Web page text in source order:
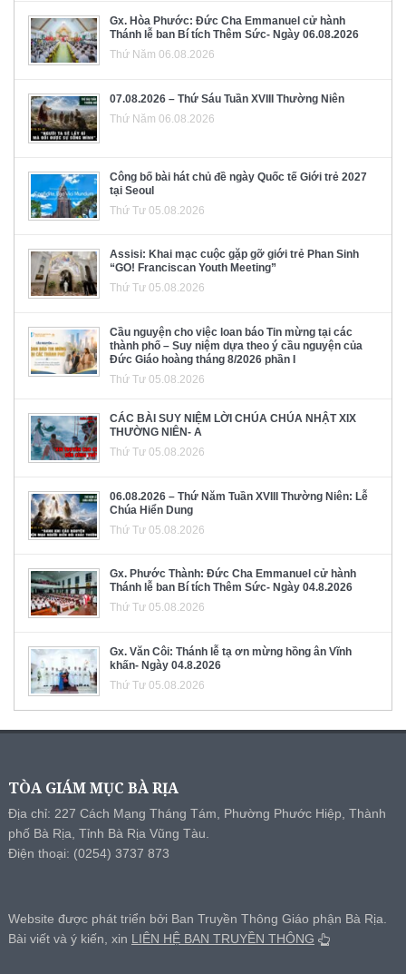
Gx. Hòa Phước: Đức Cha Emmanuel cử hành
Thánh lễ ban Bí tích Thêm Sức- Ngày 06.08.2026
Thứ Năm 06.08.2026
07.08.2026 – Thứ Sáu Tuần XVIII Thường Niên
Thứ Năm 06.08.2026
Công bố bài hát chủ đề ngày Quốc tế Giới trẻ 2027
tại Seoul
Thứ Tư 05.08.2026
Assisi: Khai mạc cuộc gặp gỡ giới trẻ Phan Sinh
“GO! Franciscan Youth Meeting”
Thứ Tư 05.08.2026
Cầu nguyện cho việc loan báo Tin mừng tại các
thành phố – Suy niệm dựa theo ý cầu nguyện của
Đức Giáo hoàng tháng 8/2026 phần I
Thứ Tư 05.08.2026
CÁC BÀI SUY NIỆM LỜI CHÚA CHÚA NHẬT XIX
THƯỜNG NIÊN- A
Thứ Tư 05.08.2026
06.08.2026 – Thứ Năm Tuần XVIII Thường Niên: Lễ
Chúa Hiển Dung
Thứ Tư 05.08.2026
Gx. Phước Thành: Đức Cha Emmanuel cử hành
Thánh lễ ban Bí tích Thêm Sức- Ngày 04.8.2026
Thứ Tư 05.08.2026
Gx. Văn Côi: Thánh lễ tạ ơn mừng hồng ân Vĩnh
khấn- Ngày 04.8.2026
Thứ Tư 05.08.2026
TÒA GIÁM MỤC BÀ RỊA
Địa chỉ: 227 Cách Mạng Tháng Tám, Phường Phước Hiệp, Thành
phố Bà Rịa, Tỉnh Bà Rịa Vũng Tàu.
Điện thoại: (0254) 3737 873
Website được phát triển bởi Ban Truyền Thông Giáo phận Bà Rịa.
Bài viết và ý kiến, xin LIÊN HỆ BAN TRUYỀN THÔNG